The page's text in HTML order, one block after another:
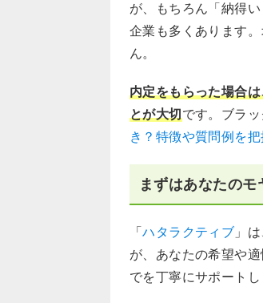
が、もちろん「納得
企業も多くあります
ん。
内定をもらった場合
とが大切です。ブラ
き？特徴や質問例を
まずはあなたのモ
「ハタラクティブ 」
が、あなたの希望や
でを丁寧にサポートし